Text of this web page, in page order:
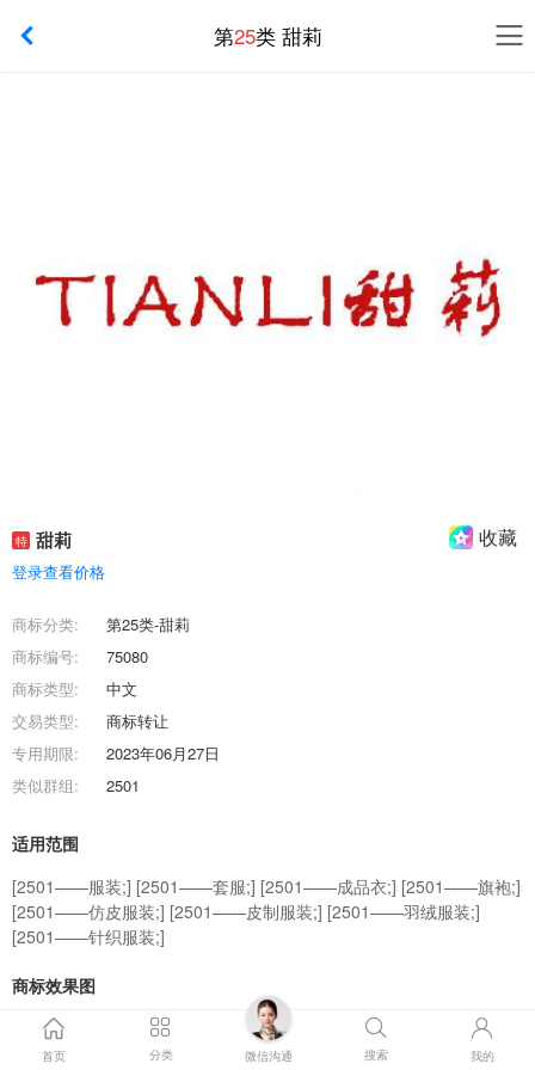
第25类 甜莉
特 甜莉 收藏
登录查看价格
商标分类:
第25类-甜莉
商标编号:
75080
商标类型:
中文
交易类型:
商标转让
专用期限:
2023年06月27日
类似群组:
2501
适用范围
[2501——服装;] [2501——套服;] [2501——成品衣;] [2501——旗袍;]
[2501——仿皮服装;] [2501——皮制服装;] [2501——羽绒服装;]
[2501——针织服装;]
商标效果图
商标交易流程
首页 分类 微信沟通 搜索 我的